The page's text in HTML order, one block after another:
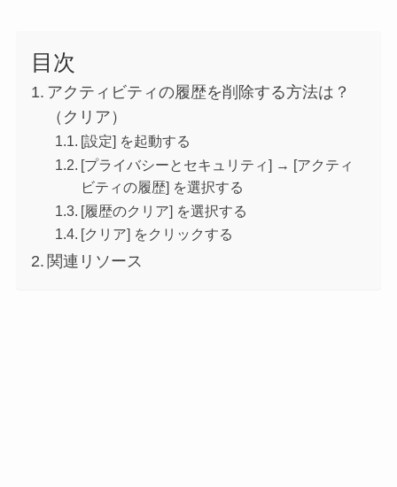
目次
アクティビティの履歴を削除する方法は？
（クリア）
[設定] を起動する
[プライバシーとセキュリティ] → [アクティ
ビティの履歴] を選択する
[履歴のクリア] を選択する
[クリア] をクリックする
関連リソース